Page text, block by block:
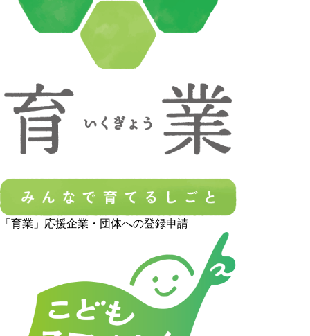
「育業」応援企業・団体への登録申請